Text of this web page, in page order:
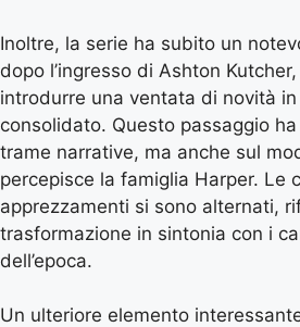
Inoltre, la serie ha subito un
dopo l’ingresso di Ashton
introdurre una ventata di novità
consolidato. Questo passaggio
trame narrative, ma anche sul
percepisce la famiglia Harper. Le
apprezzamenti si sono alternati,
trasformazione in sintonia con i
dell’epoca.
Un ulteriore elemento